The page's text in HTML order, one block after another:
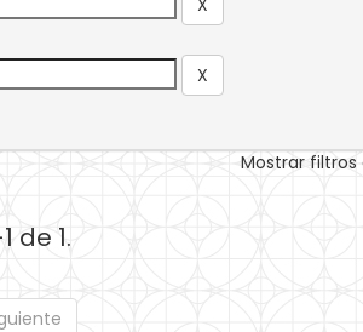
Mostrar filtros
de 1.